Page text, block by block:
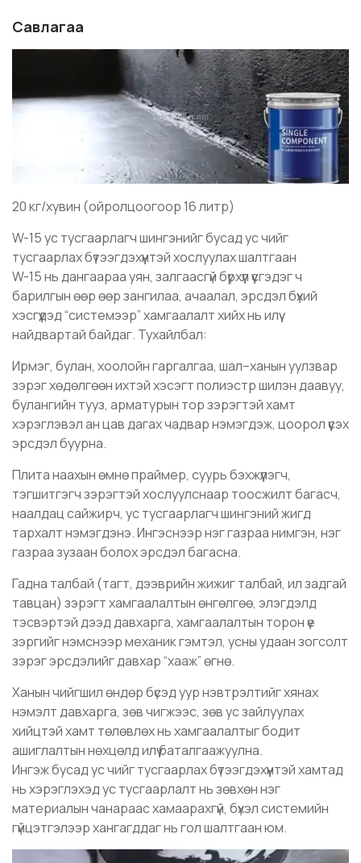
Савлагаа
20 кг/хувин (ойролцоогоор 16 литр)
W-15 ус тусгаарлагч шингэнийг бусад ус чийг
тусгаарлах бүтээгдэхүүнтэй хослуулах шалтгаан
W-15 нь дангаараа уян, залгаасгүй бүрхүүл үүсгэдэг ч
барилгын өөр өөр зангилаа, ачаалал, эрсдэл бүхий
хэсгүүдэд “системээр” хамгаалалт хийх нь илүү
найдвартай байдаг. Тухайлбал:
Ирмэг, булан, хоолойн гаргалгаа, шал–ханын уулзвар
зэрэг хөдөлгөөн ихтэй хэсэгт полиэстр шилэн даавуу,
булангийн тууз, арматурын тор зэрэгтэй хамт
хэрэглэвэл ан цав дагах чадвар нэмэгдэж, цоорол үүсэх
эрсдэл буурна.
Плита наахын өмнө праймер, суурь бэхжүүлэгч,
тэгшитгэгч зэрэгтэй хослуулснаар тоосжилт багасч,
наалдац сайжирч, ус тусгаарлагч шингэний жигд
тархалт нэмэгдэнэ. Ингэснээр нэг газраа нимгэн, нэг
газраа зузаан болох эрсдэл багасна.
Гадна талбай (тагт, дээврийн жижиг талбай, ил задгай
тавцан) зэрэгт хамгаалалтын өнгөлгөө, элэгдэлд
тэсвэртэй дээд давхарга, хамгаалалтын торон үе
зэргийг нэмснээр механик гэмтэл, усны удаан зогсолт
зэрэг эрсдэлийг давхар “хааж” өгнө.
Ханын чийгшил өндөр бүсэд уур нэвтрэлтийг хянах
нэмэлт давхарга, зөв чигжээс, зөв ус зайлуулах
хийцтэй хамт төлөвлөх нь хамгаалалтыг бодит
ашиглалтын нөхцөлд илүү баталгаажуулна.
Ингэж бусад ус чийг тусгаарлах бүтээгдэхүүнтэй хамтад
нь хэрэглэхэд ус тусгаарлалт нь зөвхөн нэг
материалын чанараас хамаарахгүй, бүхэл системийн
гүйцэтгэлээр хангагддаг нь гол шалтгаан юм.